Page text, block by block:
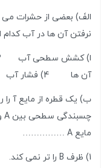
الفَ) بعضی از حشرات می
نرفتن آن ها در آب
آن ها 4) فشار آب
ب) یک قطره از مایع آ
مایع A ……………